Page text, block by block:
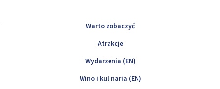
Warto zobaczyć
Atrakcje
Wydarzenia (EN)
Wino i kulinaria (EN)